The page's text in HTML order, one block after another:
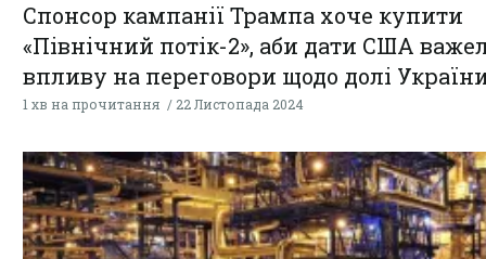
Спонсор кампанії Трампа хоче купити
«Північний потік-2», аби дати США
впливу на переговори щодо долі
1 хв на прочитання 22 Листопада 2024